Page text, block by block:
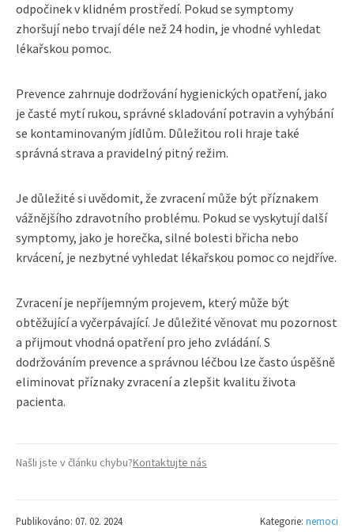
odpočinek v klidném prostředí. Pokud se symptomy
zhoršují nebo trvají déle než 24 hodin, je vhodné vyhledat
lékařskou pomoc.
Prevence zahrnuje dodržování hygienických opatření, jako
je časté mytí rukou, správné skladování potravin a vyhýbání
se kontaminovaným jídlům. Důležitou roli hraje také
správná strava a pravidelný pitný režim.
Je důležité si uvědomit, že zvracení může být příznakem
vážnějšího zdravotního problému. Pokud se vyskytují další
symptomy, jako je horečka, silné bolesti břicha nebo
krvácení, je nezbytné vyhledat lékařskou pomoc co nejdříve.
Zvracení je nepříjemným projevem, který může být
obtěžující a vyčerpávající. Je důležité věnovat mu pozornost
a přijmout vhodná opatření pro jeho zvládání. S
dodržováním prevence a správnou léčbou lze často úspěšně
eliminovat příznaky zvracení a zlepšit kvalitu života
pacienta.
Našli jste v článku chybu?Kontaktujte nás
Publikováno: 07. 02. 2024 Kategorie: nemoci